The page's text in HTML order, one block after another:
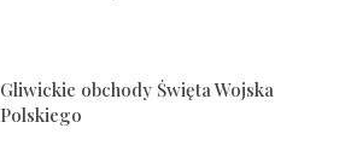
Gliwickie obchody Święta Wojska
Polskiego